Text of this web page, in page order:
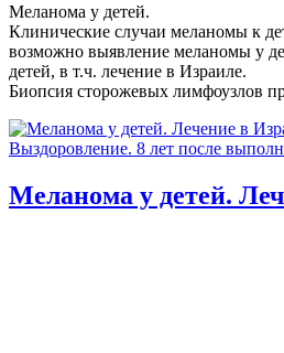
Меланома у детей.
Клинические случаи меланомы к
возможно выявление меланомы у
детей, в т.ч. лечение в Израиле.
Биопсия сторожевых лимфоузлов
Меланома у детей.